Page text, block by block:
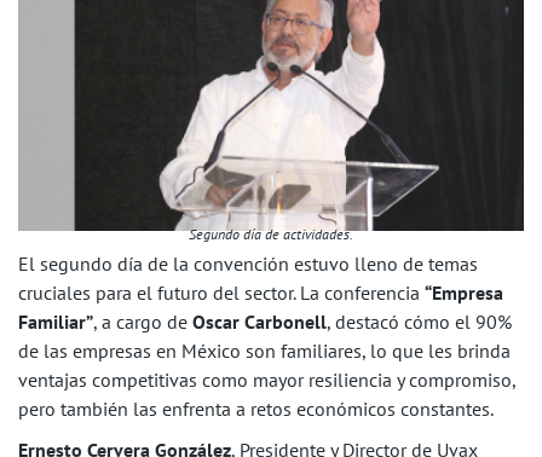
Segundo día de actividades.
El segundo día de la convención estuvo lleno de temas
cruciales para el futuro del sector. La conferencia “Empresa
Familiar”, a cargo de Oscar Carbonell, destacó cómo el 90%
de las empresas en México son familiares, lo que les brinda
ventajas competitivas como mayor resiliencia y compromiso,
pero también las enfrenta a retos económicos constantes.
Ernesto Cervera González, Presidente y Director de Uvax